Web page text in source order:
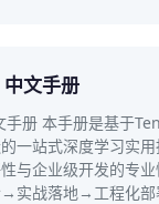
文手册
手册 本手册是基于
一站式深度学习实
与企业级开发的专
实战落地→工程化部